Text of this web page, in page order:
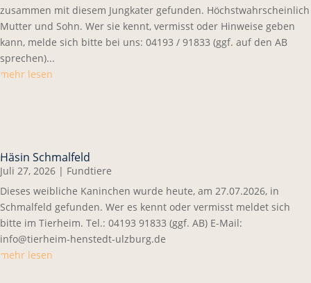
zusammen mit diesem Jungkater gefunden. Höchstwahrscheinlich
Mutter und Sohn. Wer sie kennt, vermisst oder Hinweise geben
kann, melde sich bitte bei uns: 04193 / 91833 (ggf. auf den AB
sprechen)...
mehr lesen
Häsin Schmalfeld
Juli 27, 2026 | Fundtiere
Dieses weibliche Kaninchen wurde heute, am 27.07.2026, in
Schmalfeld gefunden. Wer es kennt oder vermisst meldet sich
bitte im Tierheim. Tel.: 04193 91833 (ggf. AB) E-Mail:
info@tierheim-henstedt-ulzburg.de
mehr lesen